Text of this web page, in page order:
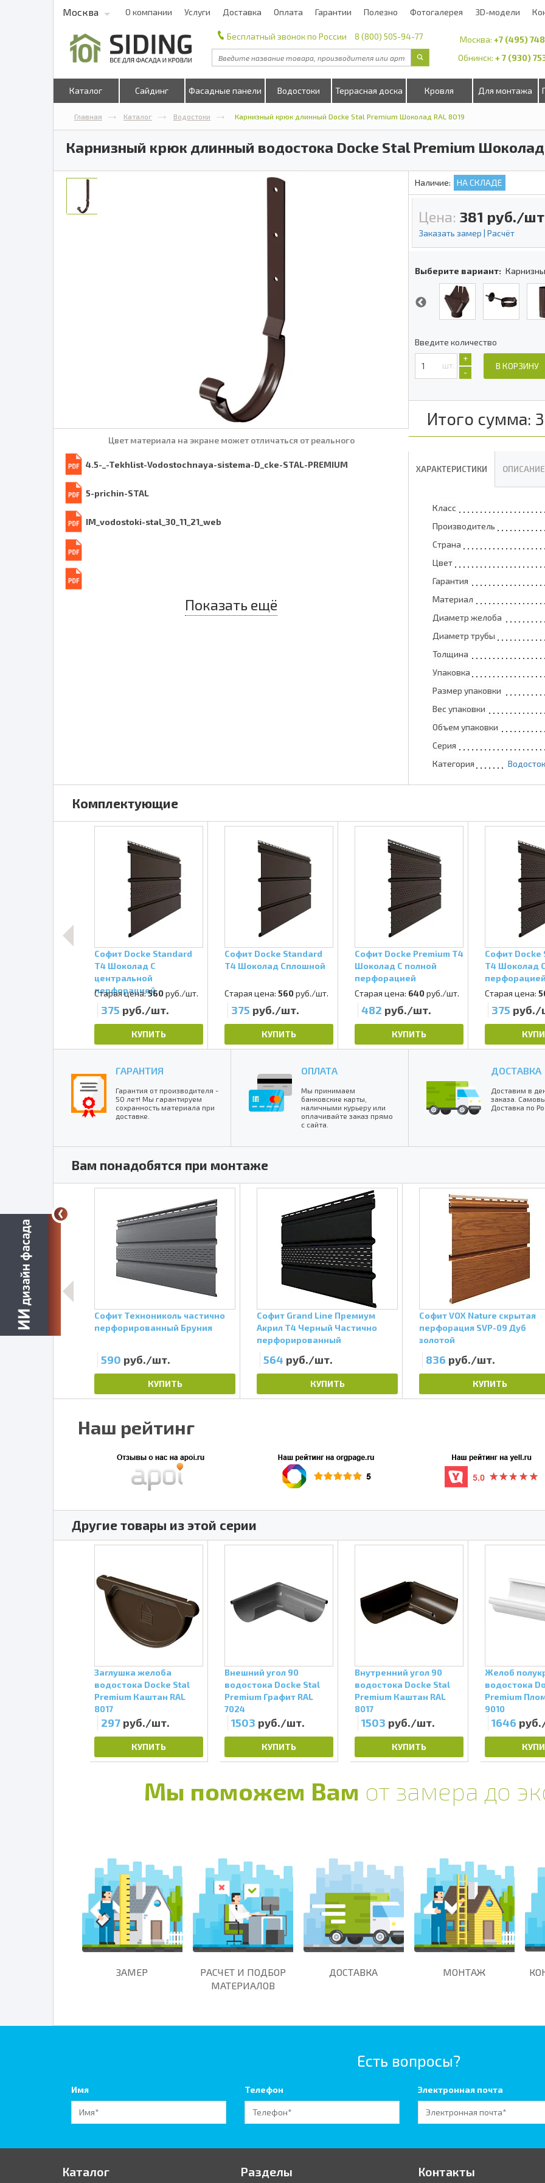
Москва О компании Услуги Доставка Оплата Гарантии Полезно Фотогалерея 3D-модели
Бесплатный звонок по России 8 (800) 505-94-77 Москва: +7 (495)
Обнинск: + 7 (930)
Каталог Сайдинг Фасадные панели Водостоки Террасная доска Кровля Для монтажа
Главная Каталог Водостоки Карнизный крюк длинный Docke Stal Premium Шоколад RAL 8019
Карнизный крюк длинный водостока Docke Stal Premium Шоколад
Цвет материала на экране может отличаться от реального
Наличие: НА СКЛАДЕ
Цена: 381 руб./
Заказать замер | Расчёт
Выберите вариант:
Введите количество
шт.
+
-
В КОРЗИНУ
Итого сумма:
4.5-_-Tekhlist-Vodostochnaya-sistema-D_cke-STAL-PREMIUM
5-prichin-STAL
IM_vodostoki-stal_30_11_21_web
Показать ещё
ХАРАКТЕРИСТИКИ ОПИСАНИЕ
Класс
Производитель
Страна
Цвет
Гарантия
Материал
Диаметр желоба
Диаметр трубы
Толщина
Упаковка
Размер упаковки
Вес упаковки
Объем упаковки
Серия
Категория
Комплектующие
Софит Docke Standard
Т4 Шоколад С
центральной
перфорацией
Старая цена:560руб./шт.
375 руб./шт.
КУПИТЬ
Софит Docke Standard
Т4 Шоколад Сплошной
Старая цена: 560руб./шт.
375 руб./шт.
КУПИТЬ
Софит Docke Premium Т4
Шоколад С полной
перфорацией
Старая цена: 640руб./шт.
482 руб./шт.
КУПИТЬ
Софит Docke
Т4 Шоколад
перфорацией
Старая цена:
375 руб./
ГАРАНТИЯ
Гарантия от производителя -
50 лет! Мы гарантируем
сохранность материала при
доставке.
ОПЛАТА
Мы принимаем
банковские карты,
наличными курьеру или
оплачивайте заказ прямо
с сайта.
ДОСТАВКА
Доставим в
заказа.
Доставка по
Вам понадобятся при монтаже
частично
Каштан
Софит Технониколь частично
перфорированный Бруния
590 руб./шт.
КУПИТЬ
Софит Grand Line Премиум
Акрил Т4 Черный Частично
перфорированный
564 руб./шт.
КУПИТЬ
Софит VOX Nature скрытая
перфорация SVP-09 Дуб
золотой
836 руб./шт.
КУПИТЬ
Наш рейтинг
Другие товары из этой серии
Заглушка желоба
водостока Docke Stal
Premium Каштан RAL
8017
297 руб./шт.
КУПИТЬ
Внешний угол 90
водостока Docke Stal
Premium Графит RAL
7024
1503 руб./шт.
КУПИТЬ
Внутренний угол 90
водостока Docke Stal
Premium Каштан RAL
8017
1503 руб./шт.
КУПИТЬ
Желоб
водостока
Premium
9010
1646
Мы поможем Вам от замера до
ЗАМЕР
РАСЧЕТ И ПОДБОР
МАТЕРИАЛОВ
ДОСТАВКА МОНТАЖ
Есть вопросы?
Имя Телефон Электронная почта
Каталог Разделы Контакты